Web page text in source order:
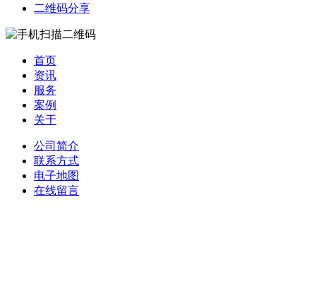
二维码分享
首页
资讯
服务
案例
关于
公司简介
联系方式
电子地图
在线留言